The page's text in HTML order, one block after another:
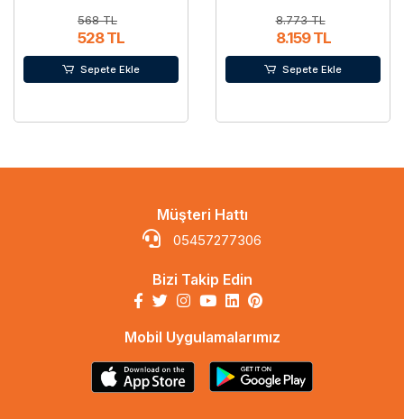
568 TL
528 TL
Sepete Ekle
8.773 TL
8.159 TL
Sepete Ekle
Müşteri Hattı
05457277306
Bizi Takip Edin
Mobil Uygulamalarımız